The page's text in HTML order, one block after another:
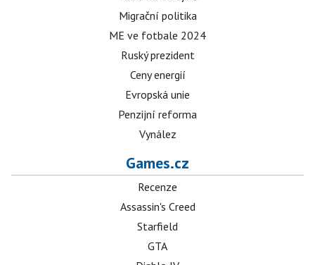
Migrační politika
ME ve fotbale 2024
Ruský prezident
Ceny energií
Evropská unie
Penzijní reforma
Vynález
Games.cz
Recenze
Assassin's Creed
Starfield
GTA